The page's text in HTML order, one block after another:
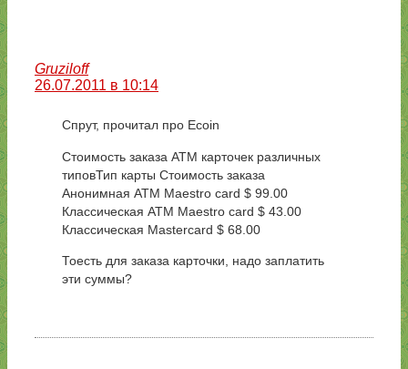
Gruziloff
26.07.2011 в 10:14
Спрут, прочитал про Ecoin
Стоимость заказа АТМ карточек различных
типовТип карты Стоимость заказа
Анонимная ATM Maestro card $ 99.00
Классическая ATM Maestro card $ 43.00
Классическая Mastercard $ 68.00
Тоесть для заказа карточки, надо заплатить
эти суммы?